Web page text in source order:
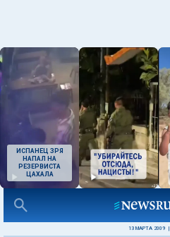
ИСПАНЕЦ ЗРЯ
НАПАЛ НА
РЕЗЕРВИСТА
ЦАХАЛА
13 МАРТА 2009